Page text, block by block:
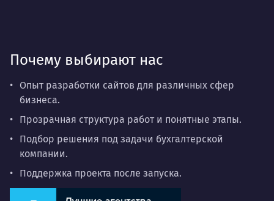
Почему выбирают нас
Опыт разработки сайтов для различных сфер
бизнеса.
Прозрачная структура работ и понятные этапы.
Подбор решения под задачи бухгалтерской
компании.
Поддержка проекта после запуска.